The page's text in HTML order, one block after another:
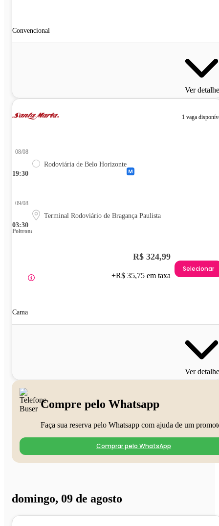
Convencional
Ver
1 vaga
19:30
08/08
Rodoviária de Belo Horizonte
03:30
09/08
Terminal Rodoviário de Bragança Paulista
Poltrona
Cama
R$ 324,99
+R$ 35,75 em taxa
Selecionar
Ver
Compre pelo Whatsapp
Faça sua reserva pelo Whatsapp com ajuda de um
Comprar pelo WhatsApp
domingo, 09 de agosto